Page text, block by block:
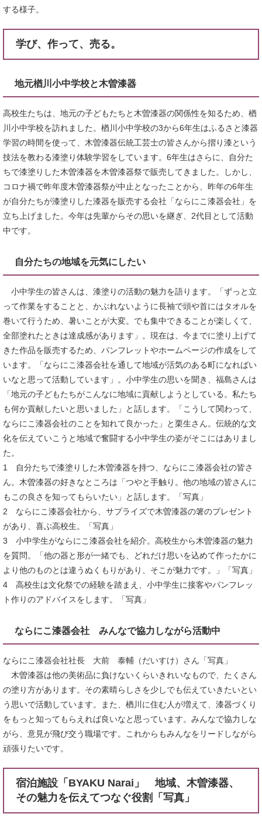
する様子。
学び、作って、売る。
地元楢川小中学校と木曽漆器
高校生たちは、地元の子どもたちと木曽漆器の関係性を知るため、楢
川小中学校を訪れました。楢川小中学校の3から6年生はふるさと漆器
学習の時間を使って、木曽漆器伝統工芸士の皆さんから摺り漆という
技法を教わる漆塗り体験学習をしています。6年生はさらに、自分た
ちで漆塗りした木曽漆器を木曽漆器祭で販売してきました。しかし、
コロナ禍で昨年度木曽漆器祭が中止となったことから、昨年の6年生
が自分たちが漆塗りした漆器を販売する会社「ならにこ漆器会社」を
立ち上げました。今年は先輩からその思いを継ぎ、2代目として活動
中です。
自分たちの地域を元気にしたい
小中学生の皆さんは、漆塗りの活動の魅力を語ります。「ずっと立
って作業をすることと、かぶれないように長袖で頭や首にはタオルを
巻いて行うため、暑いことが大変。でも集中できることが楽しくて、
全部塗れたときは達成感があります」。現在は、今までに塗り上げて
きた作品を販売するため、パンフレットやホームページの作成をして
います。「ならにこ漆器会社を通して地域が活気のある町になればい
いなと思って活動しています」。小中学生の思いを聞き、福島さんは
「地元の子どもたちがこんなに地域に貢献しようとしている。私たち
も何か貢献したいと思いました」と話します。「こうして関わって、
ならにこ漆器会社のことを知れて良かった」と栗生さん。伝統的な文
化を伝えていこうと地域で奮闘する小中学生の姿がそこにはありまし
た。
1 自分たちで漆塗りした木曽漆器を持つ、ならにこ漆器会社の皆さ
ん。木曽漆器の好きなところは「つやと手触り。他の地域の皆さんに
もこの良さを知ってもらいたい」と話します。「写真」
2 ならにこ漆器会社から、サプライズで木曽漆器の箸のプレゼント
があり、喜ぶ高校生。「写真」
3 小中学生がならにこ漆器会社を紹介。高校生から木曽漆器の魅力
を質問。「他の器と形が一緒でも、どれだけ思いを込めて作ったかに
より他のものとは違うぬくもりがあり、そこが魅力です。」「写真」
4 高校生は文化祭での経験を踏まえ、小中学生に接客やパンフレッ
ト作りのアドバイスをします。「写真」
ならにこ漆器会社 みんなで協力しながら活動中
ならにこ漆器会社社長 大前 泰輔（だいすけ）さん「写真」
木曽漆器は他の美術品に負けないくらいきれいなもので、たくさん
の塗り方があります。その素晴らしさを少しでも伝えていきたいとい
う思いで活動しています。また、楢川に住む人が増えて、漆器づくり
をもっと知ってもらえれば良いなと思っています。みんなで協力しな
がら、意見が飛び交う職場です。これからもみんなをリードしながら
頑張りたいです。
宿泊施設「BYAKU Narai」 地域、木曽漆器、
その魅力を伝えてつなぐ役割「写真」